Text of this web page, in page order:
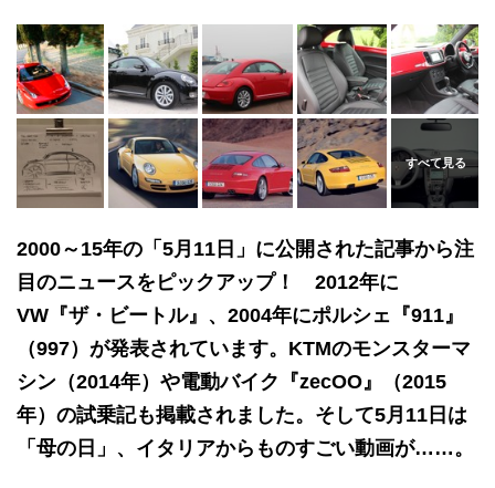
2000～15年の「5月11日」に公開された記事から注
目のニュースをピックアップ！ 2012年に
VW『ザ・ビートル』、2004年にポルシェ『911』
（997）が発表されています。KTMのモンスターマ
シン（2014年）や電動バイク『zecOO』（2015
年）の試乗記も掲載されました。そして5月11日は
「母の日」、イタリアからものすごい動画が……。